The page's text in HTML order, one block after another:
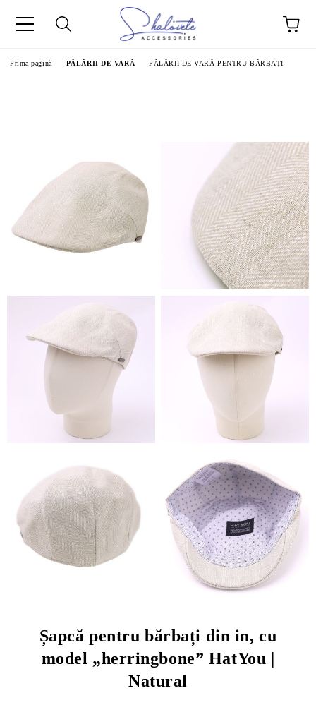
Prima pagină PĂLĂRII DE VARĂ PĂLĂRII DE VARĂ PENTRU BĂRBAȚI
Șapcă pentru bărbați din in, cu
model „herringbone” HatYou |
Natural